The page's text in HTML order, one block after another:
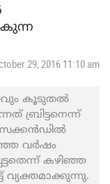
29, 2016 11:10 am
കൂടുതല്‍
ബ്രിട്ടനെന്ന്
വര്‍ഷം
കഴിഞ്ഞ
വ്യക്തമാക്കുന്നു.